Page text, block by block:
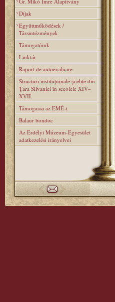
Díjak
Együttműködések /
Társintézmények
Támogatóink
Linktár
Raport de autoevaluare
Structuri instituţionale şi elite din
Ţara Silvaniei în secolele XIV–
XVII.
Támogassa az EMÉ-t
Balaur bondoc
Az Erdélyi Múzeum-Egyesület
adatkezelési irányelvei